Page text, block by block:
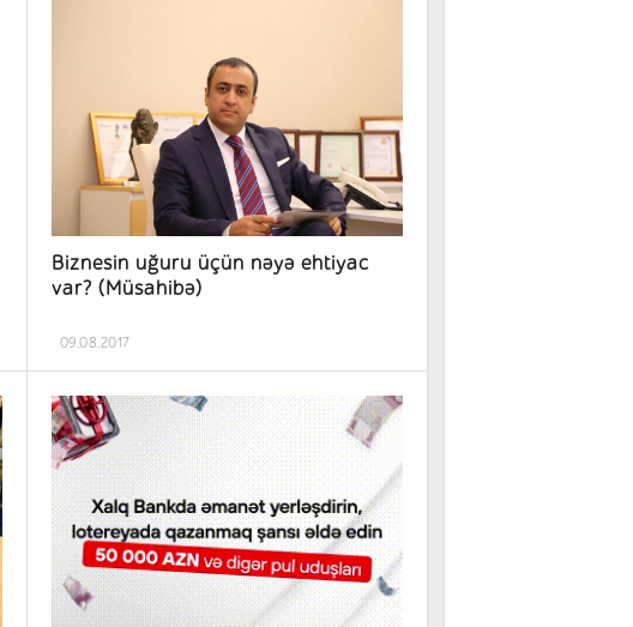
Biznesin uğuru üçün nəyə ehtiyac
var? (Müsahibə)
09.08.2017